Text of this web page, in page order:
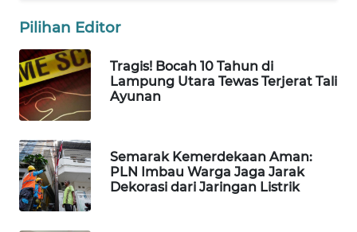
Pilihan Editor
Tragis! Bocah 10 Tahun di
Lampung Utara Tewas Terjerat Tali
Ayunan
Semarak Kemerdekaan Aman:
PLN Imbau Warga Jaga Jarak
Dekorasi dari Jaringan Listrik
INFRASTRUKTUR
WAHANA
KONSUMEN
WAHANA
LISTRIK
WAHANA
TRAVEL